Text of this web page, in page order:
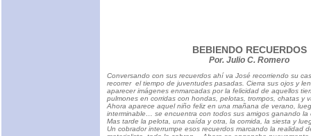
BEBIENDO RECUERDOS
Por. Julio C. Romero
Conversando con sus recuerdos ahí va José recorriendo su
recorrer el tiempo de juventudes pasadas. Cierra sus ojos y
aparecer imágenes enmarcadas por la felicidad de aquellos
pulmones en corridas con hondas, pelotas, trompos, chatas y
Ahora aparece aquel niño feliz en una mañana de verano,
interminable… se encuentra con todos sus amigos ganando la
Mas tarde la pelota, una caída y otra, la comida, la siesta y
Un cobrador interrumpe esos recuerdos marcando la realidad